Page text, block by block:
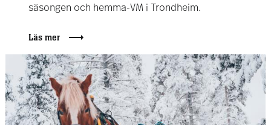
säsongen och hemma-VM i Trondheim.
Läs mer